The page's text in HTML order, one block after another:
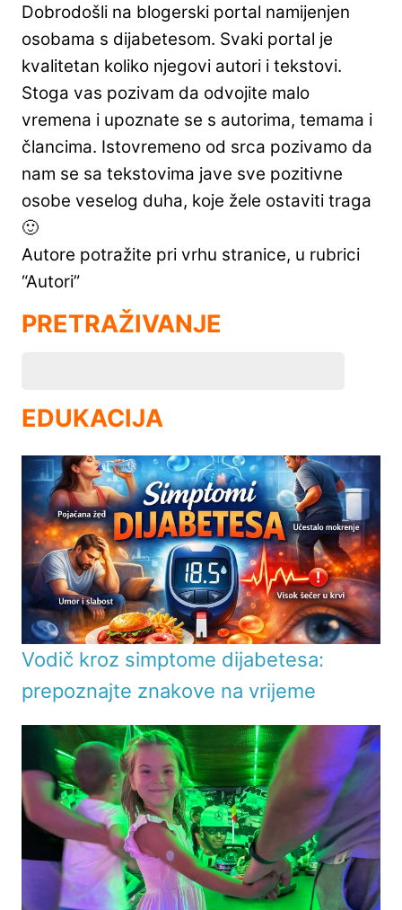
Dobrodošli na blogerski portal namijenjen
osobama s dijabetesom. Svaki portal je
kvalitetan koliko njegovi autori i tekstovi.
Stoga vas pozivam da odvojite malo
vremena i upoznate se s autorima, temama i
člancima. Istovremeno od srca pozivamo da
nam se sa tekstovima jave sve pozitivne
osobe veselog duha, koje žele ostaviti traga
🙂
Autore potražite pri vrhu stranice, u rubrici
“Autori”
PRETRAŽIVANJE
EDUKACIJA
Vodič kroz simptome dijabetesa:
prepoznajte znakove na vrijeme